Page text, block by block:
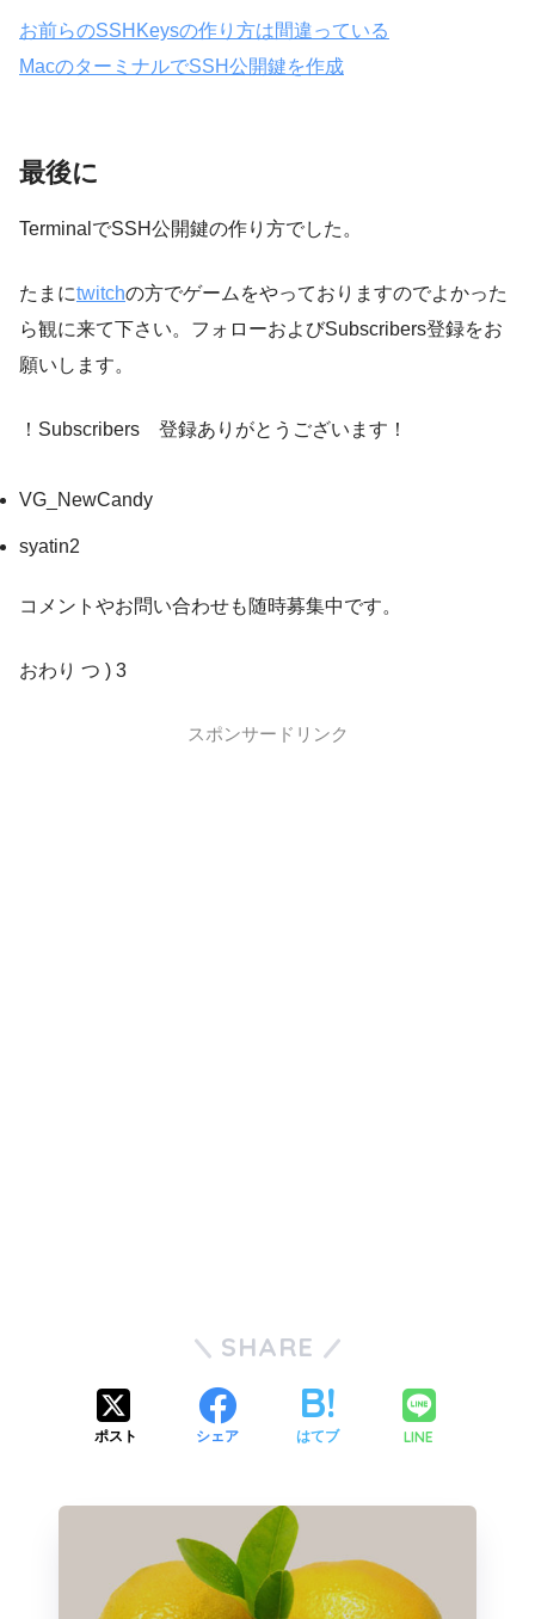
お前らのSSHKeysの作り方は間違っている
MacのターミナルでSSH公開鍵を作成
最後に
TerminalでSSH公開鍵の作り方でした。
たまにtwitchの方でゲームをやっておりますのでよかった
ら観に来て下さい。フォローおよびSubscribers登録をお
願いします。
！Subscribers 登録ありがとうございます！
VG_NewCandy
syatin2
コメントやお問い合わせも随時募集中です。
おわり つ ) 3
スポンサードリンク
SHARE
ポスト シェア はてブ LINE